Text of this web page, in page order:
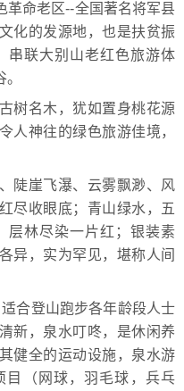
命老区--全国著名将军县
化的发源地，也是扶贫振
串联大别山老红色旅游体
名木，犹如置身桃花源
人神往的绿色旅游佳境，
崖飞瀑、云雾飘渺、风
尽收眼底；青山绿水，五
层林尽染一片红；银装素
异，实为罕见，堪称人间
合登山跑步各年龄段人士
新，泉水叮咚，是休闲养
健全的运动设施，泉水游
目（网球，羽毛球，兵乓